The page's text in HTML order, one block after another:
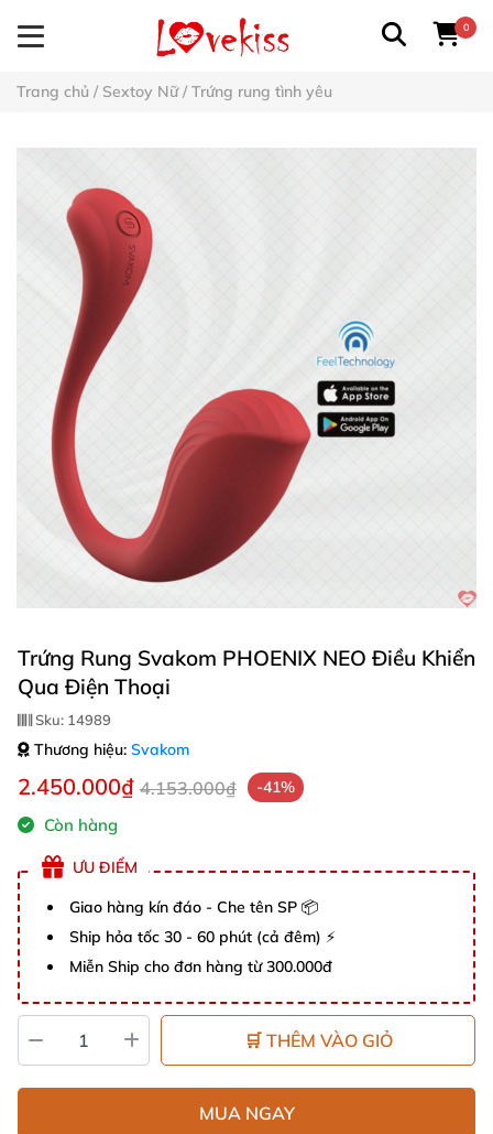
0
Trang chủ / Sextoy Nữ/ Trứng rung tình yêu
Trứng Rung Svakom PHOENIX NEO Điều Khiển
Qua Điện Thoại
Sku: 14989
Thương hiệu: Svakom
2.450.000₫ 4.153.000₫ -41%
Còn hàng
ƯU ĐIỂM
Giao hàng kín đáo - Che tên SP 📦
Ship hỏa tốc 30 - 60 phút (cả đêm) ⚡
Miễn Ship cho đơn hàng từ 300.000đ
🛒 THÊM VÀO GIỎ
MUA NGAY